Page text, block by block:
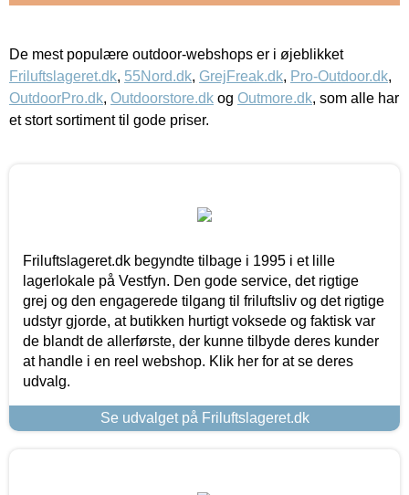
De mest populære outdoor-webshops er i øjeblikket
Friluftslageret.dk, 55Nord.dk, GrejFreak.dk, Pro-Outdoor.dk,
OutdoorPro.dk, Outdoorstore.dk og Outmore.dk, som alle har
et stort sortiment til gode priser.
Friluftslageret.dk begyndte tilbage i 1995 i et lille
lagerlokale på Vestfyn. Den gode service, det rigtige
grej og den engagerede tilgang til friluftsliv og det rigtige
udstyr gjorde, at butikken hurtigt voksede og faktisk var
de blandt de allerførste, der kunne tilbyde deres kunder
at handle i en reel webshop. Klik her for at se deres
udvalg.
Se udvalget på Friluftslageret.dk